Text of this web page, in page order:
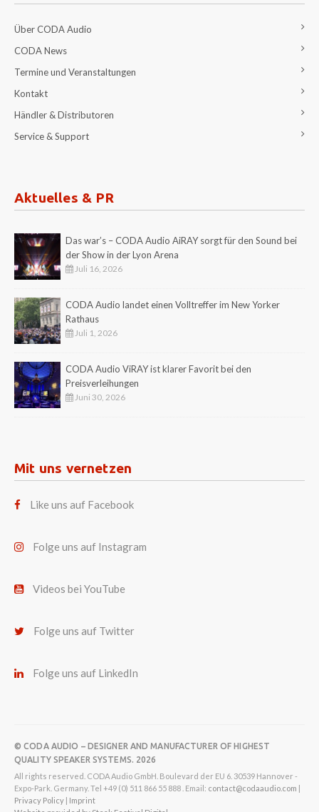
Über CODA Audio
CODA News
Termine und Veranstaltungen
Kontakt
Händler & Distributoren
Service & Support
Aktuelles & PR
Das war’s – CODA Audio AiRAY sorgt für den Sound bei
der Show in der Lyon Arena
Juli 16, 2026
CODA Audio landet einen Volltreffer im New Yorker
Rathaus
Juli 1, 2026
CODA Audio ViRAY ist klarer Favorit bei den
Preisverleihungen
Juni 30, 2026
Mit uns vernetzen
Like uns auf Facebook
Folge uns auf Instagram
Videos bei YouTube
Folge uns auf Twitter
Folge uns auf LinkedIn
© CODA AUDIO – DESIGNER AND MANUFACTURER OF HIGHEST
QUALITY SPEAKER SYSTEMS. 2026
All rights reserved. CODA Audio GmbH. Boulevard der EU 6. 30539 Hannover -
Expo-Park. Germany. Tel +49 (0) 511 866 55 888 . Email: contact@codaaudio.com |
Privacy Policy | Imprint